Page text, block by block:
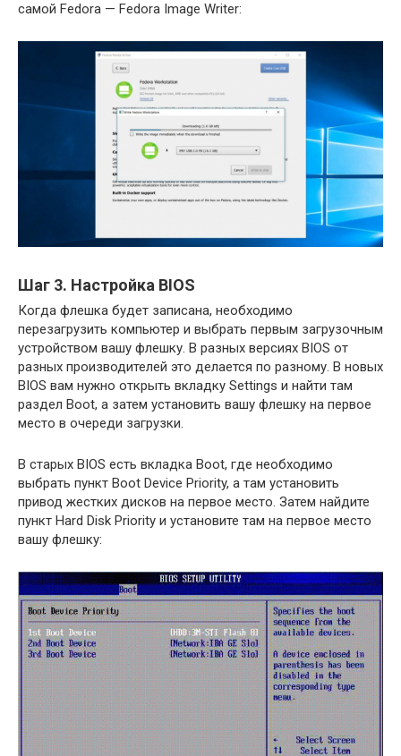
самой Fedora — Fedora Image Writer:
Шаг 3. Настройка BIOS
Когда флешка будет записана, необходимо
перезагрузить компьютер и выбрать первым загрузочным
устройством вашу флешку. В разных версиях BIOS от
разных производителей это делается по разному. В новых
BIOS вам нужно открыть вкладку Settings и найти там
раздел Boot, а затем установить вашу флешку на первое
место в очереди загрузки.
В старых BIOS есть вкладка Boot, где необходимо
выбрать пункт Boot Device Priority, а там установить
привод жестких дисков на первое место. Затем найдите
пункт Hard Disk Priority и установите там на первое место
вашу флешку: